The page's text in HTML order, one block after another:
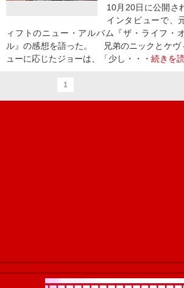
10月20日に公開さ
インタビューで、
ィフトのニュー・アルバム『ザ・ライフ・
ル』の感想を語った。 兄弟のニックとケヴ
ューに応じたジョーは、「少し・・・ 続きを
1